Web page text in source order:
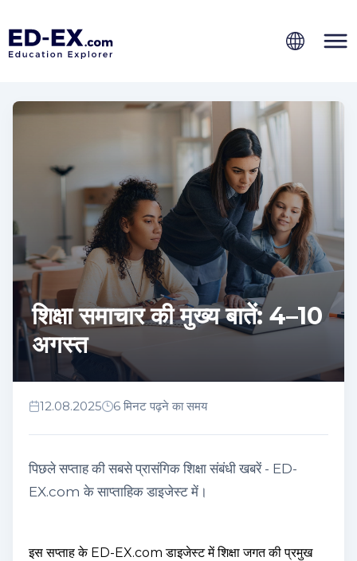
शिक्षा समाचार की मुख्य बातें: 4–10
अगस्त
12.08.2025 6 मिनट पढ़ने का समय
पिछले सप्ताह की सबसे प्रासंगिक शिक्षा संबंधी खबरें - ED-
EX.com के साप्ताहिक डाइजेस्ट में।
इस सप्ताह के ED-EX.com डाइजेस्ट में शिक्षा जगत की प्रमुख